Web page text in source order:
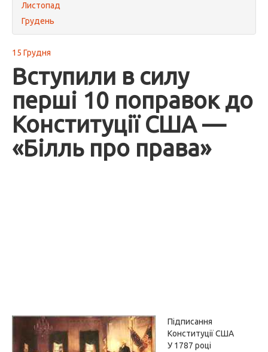
Листопад
Грудень
15 Грудня
Вступили в силу
перші 10 поправок до
Конституції США —
«Білль про права»
Підписання
Конституції США
У 1787 році